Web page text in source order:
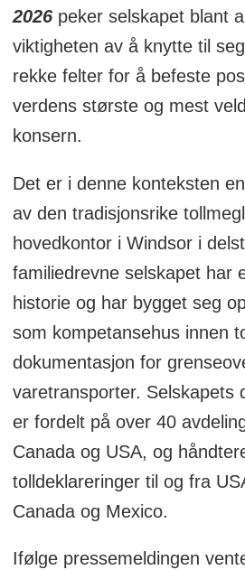
2026peker selskapet blant
viktigheten av å knytte til
rekke felter for å befeste
verdens største og mest
konsern.
Det er i denne konteksten
av den tradisjonsrike
hovedkontor i Windsor i
familiedrevne selskapet har
historie og har bygget seg
som kompetansehus innen
dokumentasjon for
varetransporter. Selskapets
er fordelt på over 40
Canada og USA, og
tolldeklareringer til og fra
Canada og Mexico.
Ifølge pressemeldingen